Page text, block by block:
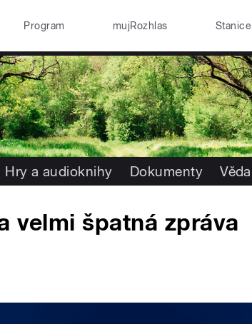
Program mujRozhlas Stanice
Hry a audioknihy Dokumenty Věda
velmi špatná zpráva